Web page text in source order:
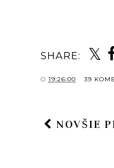
SHARE:
O 19:26:00 39
NOVŠIE